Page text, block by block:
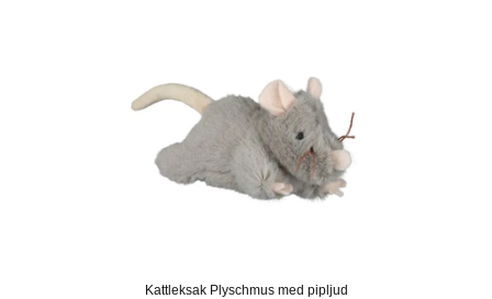
Kattleksak Plyschmus med pipljud